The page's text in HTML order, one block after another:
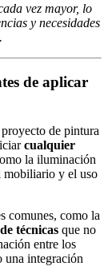
vez mayor, lo
y necesidades
de aplicar
de pintura
cualquier
la iluminación
mobiliario y el uso
comunes, como la
técnicas que no
entre los
una integración